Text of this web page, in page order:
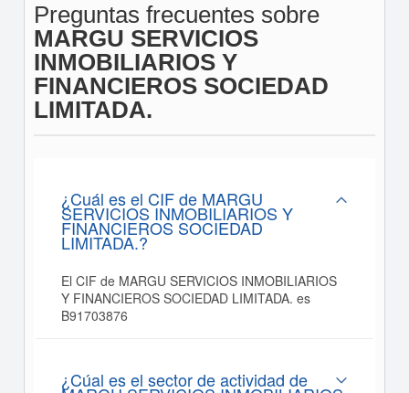
Preguntas frecuentes sobre
MARGU SERVICIOS
INMOBILIARIOS Y
FINANCIEROS SOCIEDAD
LIMITADA.
¿Cuál es el CIF de MARGU
SERVICIOS INMOBILIARIOS Y
FINANCIEROS SOCIEDAD
LIMITADA.?
El CIF de MARGU SERVICIOS INMOBILIARIOS
Y FINANCIEROS SOCIEDAD LIMITADA. es
B91703876
¿Cúal es el sector de actividad de